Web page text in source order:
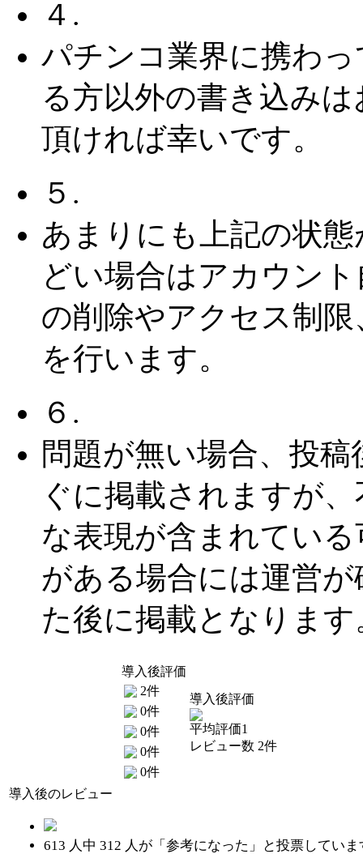
４.
パチンコ業界に携わっ
る方以外の書き込みは
頂ければ幸いです。
５.
あまりにも上記の状態
どい場合はアカウント
の削除やアクセス制限
を行います。
６.
問題が無い場合、投稿
ぐに掲載されますが
な表現が含まれている
がある場合には運営が
た後に掲載となります
導入後評価
2件
0件
0件
0件
0件
導入後評価
平均評価1
レビュー数 2件
導入後のレビュー
613 人中 312 人が「参考になった」と投票していま